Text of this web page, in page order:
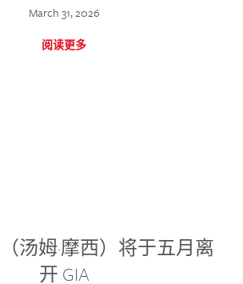
March 31, 2026
阅读更多
（汤姆·摩西）将于五月离
开 GIA